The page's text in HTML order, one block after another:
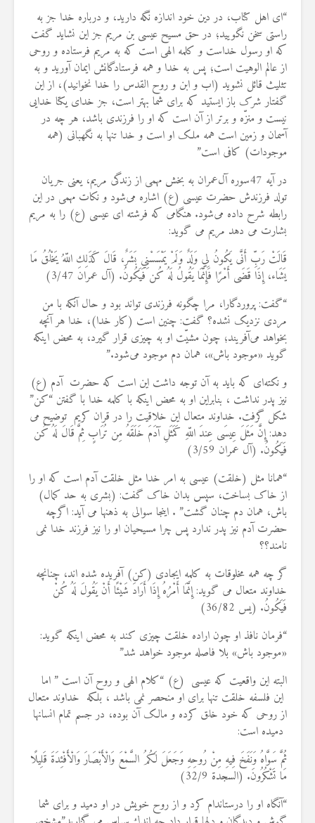
“ای اهل کتاب، در دین خود اندازه نگه دارید، و درباره خدا جز به
راستی سخن نگویید؛ در حق مسیح عیسی بن مریم جز این نشاید گفت
که او رسول خداست و کلمه الهی است که به مریم فرستاده و روحی
از عالم الوهیت است؛ پس به خدا و همه فرستادگانش ایمان آورید و به
تثلیث قائل نشوید (اب و ابن و روح القدس را خدا نخوانید)، از این
گفتار شرک باز ایستید که برای شما بهتر است، جز خدای یکتا خدایی
نیست و منزّه و برتر از آن است که او را فرزندی باشد، هر چه در
آسمان و زمین است همه ملک او است و خدا تنها به نگهبانی (همه
موجودات) کافی است”
در آیه 47سوره آل‌عمران به بخش مهمی از زندگی مریم، یعنی جریان
تولد فرزندش حضرت عیسی (ع) اشاره می‌شود و نکات مهمی در این
رابطه شرح داده می‌شود. هنگامی که فرشته ای عیسی (ع) را به مریم
بشارت می دهد مریم می گوید:
قَالَتْ رَبِّ أَنَّى يَكُونُ لِي وَلَدٌ وَلَمْ يَمْسَسْنِي بَشَرٌ، قَالَ كَذَلِكِ اللّهُ يَخْلُقُ مَا
يَشَاء، إِذَا قَضَى أَمْرًا فَإِنَّمَا يَقُولُ لَهُ كُن فَيَكُونُ. (آل عمران 3/47)
“گفت: پروردگارا، مرا چگونه فرزندی تواند بود و حال آنکه با من
مردی نزدیک نشده؟ گفت: چنین است (کار خدا)، خدا هر آنچه
بخواهد می‌آفریند؛ چون مشیّت او به چیزی قرار گیرد، به محض اینکه
گوید «موجود باش»، همان دم موجود می‌شود.”
و نکته‌ای که باید به آن توجه داشت این است که حضرت آدم (ع)
نیز پدر نداشت ، بنابراین او به محض اینکه با کلمه خدا با گفتن “کن”
شکل گرفت. خداوند متعال این خلاقیت را در قران کریم توضیح می
دهد: إِنَّ مَثَلَ عِيسَى عِندَ اللّهِ كَمَثَلِ آدَمَ خَلَقَهُ مِن تُرَابٍ ثِمَّ قَالَ لَهُ كُن
فَيَكُونُ. (آل عمران 3/59)
“همانا مثل (خلقت) عیسی به امر خدا مثل خلقت آدم است که او را
از خاک بساخت، سپس بدان خاک گفت: (بشری به حد کمال)
باش، همان دم چنان گشت” . اینجا سوالی به ذهنها می آید: اگرچه
حضرت آدم نیز پدر ندارد پس چرا مسیحیان او را نیز فرزند خدا نمی
نامند؟؟
گر چه همه مخلوقات به کلمه ایجادی (کن) آفریده شده اند، چنانچه
خداوند متعال می گوید: إِنَّمَا أَمْرُهُ إِذَا أَرَادَ شَيْئًا أَنْ يَقُولَ لَهُ كُنْ
فَيَكُونُ. (يس 36/82)
“فرمان نافذ او چون اراده خلقت چیزی کند به محض اینکه گوید:
«موجود باش» بلا فاصله موجود خواهد شد”
البته این واقعیت که عیسی (ع) “کلام الهی و روح آن است ” اما
این فلسفه خلقت تنها برای او منحصر نمی باشد ، بلکه خداوند متعال
از روحی که خود خلق کرده و مالک آن بوده، در جسم تمام انسانها
دمیده است:
ثُمَّ سَوَّاهُ وَنَفَخَ فِيهِ مِنْ رُوحِهِ وَجَعَلَ لَكُمُ السَّمْعَ وَالْأَبْصَارَ وَالْأَفْئِدَةَ قَلِيلًا
مَا تَشْكُرُونَ. (السجدة 32/9)
“آنگاه او را درست‏اندام كرد و از روح خويش در او دميد و براى شما